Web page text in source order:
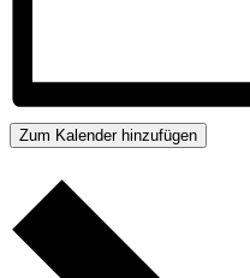
Zum Kalender hinzufügen